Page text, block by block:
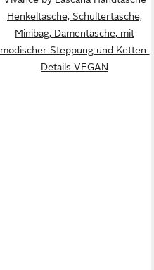
Henkeltasche, Schultertasche,
Minibag, Damentasche, mit
modischer Steppung und Ketten-
Details VEGAN